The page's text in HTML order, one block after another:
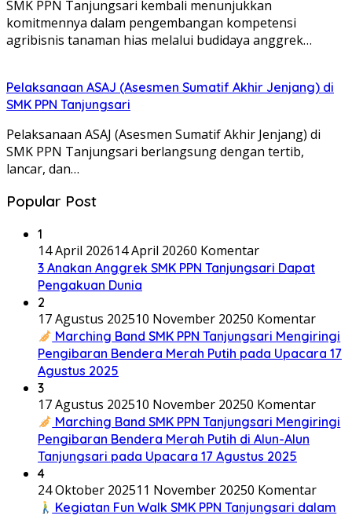
SMK PPN Tanjungsari kembali menunjukkan
komitmennya dalam pengembangan kompetensi
agribisnis tanaman hias melalui budidaya anggrek…
Pelaksanaan ASAJ (Asesmen Sumatif Akhir Jenjang) di
SMK PPN Tanjungsari
Pelaksanaan ASAJ (Asesmen Sumatif Akhir Jenjang) di
SMK PPN Tanjungsari berlangsung dengan tertib,
lancar, dan…
Popular Post
1
14 April 202614 April 20260 Komentar
3 Anakan Anggrek SMK PPN Tanjungsari Dapat
Pengakuan Dunia
2
17 Agustus 202510 November 20250 Komentar
Marching Band SMK PPN Tanjungsari Mengiringi
Pengibaran Bendera Merah Putih pada Upacara 17
Agustus 2025
3
17 Agustus 202510 November 20250 Komentar
Marching Band SMK PPN Tanjungsari Mengiringi
Pengibaran Bendera Merah Putih di Alun-Alun
Tanjungsari pada Upacara 17 Agustus 2025
4
24 Oktober 202511 November 20250 Komentar
Kegiatan Fun Walk SMK PPN Tanjungsari dalam